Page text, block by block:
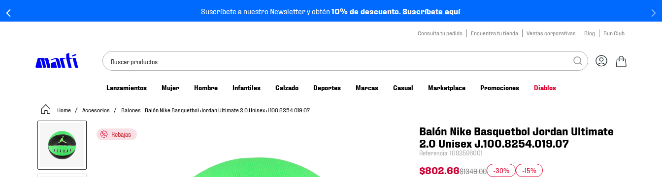
Suscríbete a nuestro Newsletter y obtén10% de descuento.Suscríbete aquí
Consulta tu pedido Encuentra tu tienda Ventas corporativas Blog Run Club
Buscar productos
Lanzamientos Mujer Hombre Infantiles Calzado Deportes Marcas Casual Marketplace Promociones Diablos
Accesorios Balones Balón Nike Basquetbol Jordan Ultimate 2.0 Unisex J.100.8254.019.07
Rebajas
Balón Nike Basquetbol Jordan Ultimate
2.0 Unisex J.100.8254.019.07
Referencia:1092596001
$802.66$1349.00 -30% -15%
tenis mujer
tenis hombre